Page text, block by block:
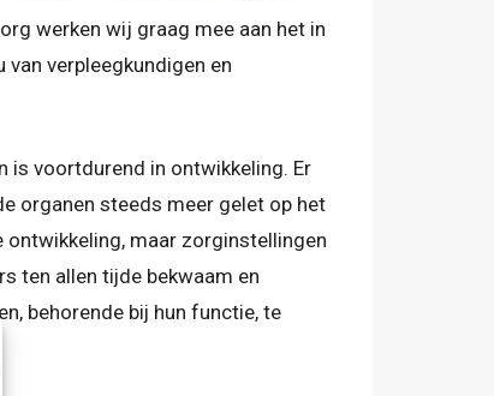
werken wij graag mee aan het in
verpleegkundigen en
is voortdurend in ontwikkeling. Er
organen steeds meer gelet op het
maar zorginstellingen
ten allen tijde bekwaam en
behorende bij hun functie, te